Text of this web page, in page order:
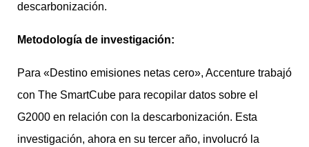
descarbonización.
Metodología de investigación:
Para «Destino emisiones netas cero», Accenture trabajó
con The SmartCube para recopilar datos sobre el
G2000 en relación con la descarbonización. Esta
investigación, ahora en su tercer año, involucró la